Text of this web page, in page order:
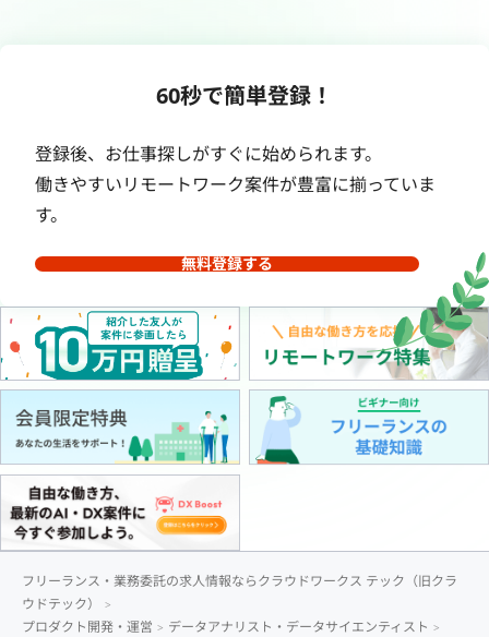
60秒で簡単登録！
登録後、お仕事探しがすぐに始められます。
働きやすいリモートワーク案件が豊富に揃っていま
す。
無料登録する
フリーランス・業務委託の求人情報ならクラウドワークス テック（旧クラ
ウドテック）
プロダクト開発・運営
データアナリスト・データサイエンティスト